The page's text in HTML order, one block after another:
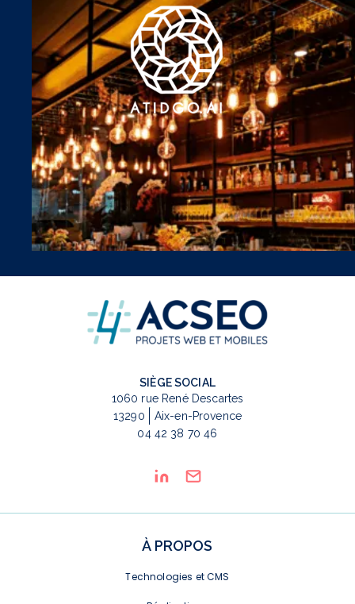
SIÈGE SOCIAL
1060 rue René Descartes
13290
Aix-en-Provence
04 42 38 70 46
À PROPOS
Technologies et CMS